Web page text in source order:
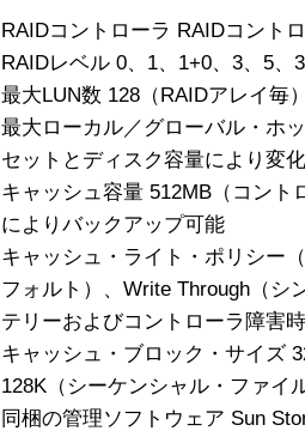
RAIDコントローラ RAIDコント
RAIDレベル 0、1、1+0、3、5、
最大LUN数 128（RAIDアレイ毎
最大ローカル／グローバル・ホ
セットとディスク容量により変
キャッシュ容量 512MB（コント
によりバックアップ可能
キャッシュ・ライト・ポリシー
フォルト）、Write Through（シ
テリーおよびコントローラ障害
キャッシュ・ブロック・サイズ
128K（シーケンシャル・ファイ
同梱の管理ソフトウェア Sun